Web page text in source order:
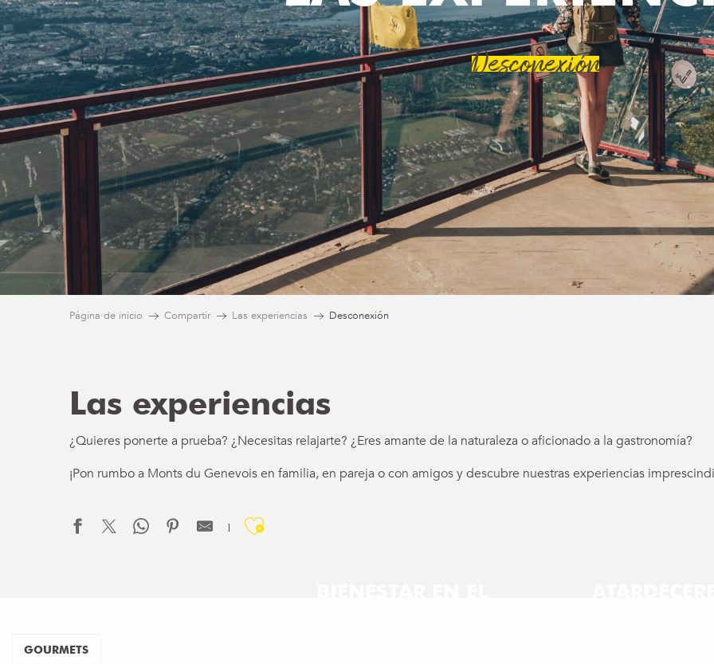
Desconexión
Página de inicio Compartir Las experiencias Desconexión
Las experiencias
¿Quieres ponerte a prueba? ¿Necesitas relajarte? ¿Eres amante de la naturaleza o aficionado a la gastronomía?
¡Pon rumbo a Monts du Genevois en familia, en pareja o con amigos y descubre nuestras experiencias
Ajouter aux favoris
GOURMETS